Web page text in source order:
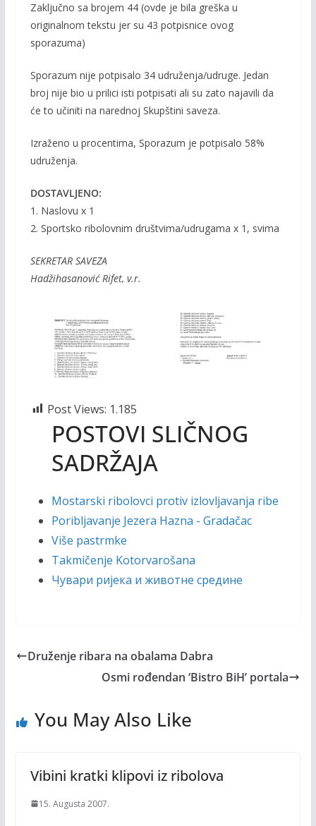
Zaključno sa brojem 44 (ovde je bila greška u
originalnom tekstu jer su 43 potpisnice ovog
sporazuma)
Sporazum nije potpisalo 34 udruženja/udruge. Jedan
broj nije bio u prilici isti potpisati ali su zato najavili da
će to učiniti na narednoj Skupštini saveza.
Izraženo u procentima, Sporazum je potpisalo 58%
udruženja.
DOSTAVLJENO:
1. Naslovu x 1
2. Sportsko ribolovnim društvima/udrugama x 1, svima
SEKRETAR SAVEZA
Hadžihasanović Rifet, v.r.
Post Views: 1.185
POSTOVI SLIČNOG
SADRŽAJA
Mostarski ribolovci protiv izlovljavanja ribe
Poribljavanje Jezera Hazna - Gradačac
Više pastrmke
Takmičenje Kotorvarošana
Чувари ријека и животне средине
Druženje ribara na obalama Dabra
Osmi rođendan ‘Bistro BiH’ portala
You May Also Like
Vibini kratki klipovi iz ribolova
15. Augusta 2007.